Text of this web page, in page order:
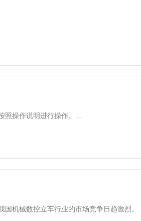
操作说明进行操作。...
机械数控立车行业的市场竞争日趋激烈。...